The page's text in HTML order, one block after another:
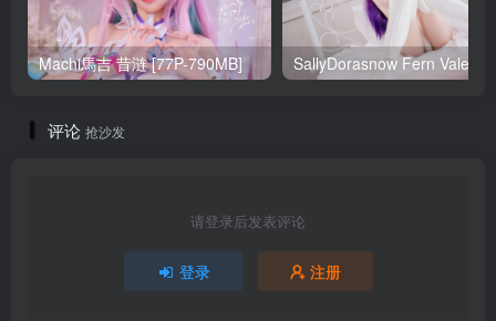
Machi馬吉 昔涟 [77P-790MB]
评论 抢沙发
请登录后发表评论
登录 注册